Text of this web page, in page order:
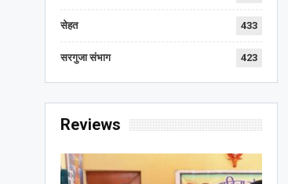
सेहत 433
सरगुजा संभाग 423
Reviews